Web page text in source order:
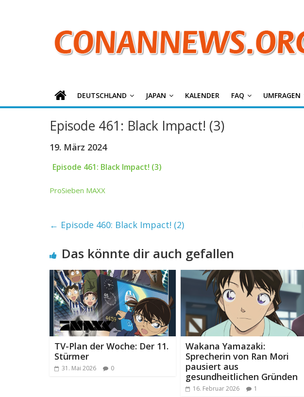
Detektiv
Conan
News
DEUTSCHLAND JAPAN KALENDER FAQ UMFRAGEN
Episode 461: Black Impact! (3)
19. März 2024
Episode 461: Black Impact! (3)
ProSieben MAXX
← Episode 460: Black Impact! (2)
Das könnte dir auch gefallen
TV-Plan der Woche: Der 11.
Stürmer
31. Mai 2026 0
Wakana Yamazaki:
Sprecherin von Ran Mori
pausiert aus
gesundheitlichen Gründen
16. Februar 2026 1